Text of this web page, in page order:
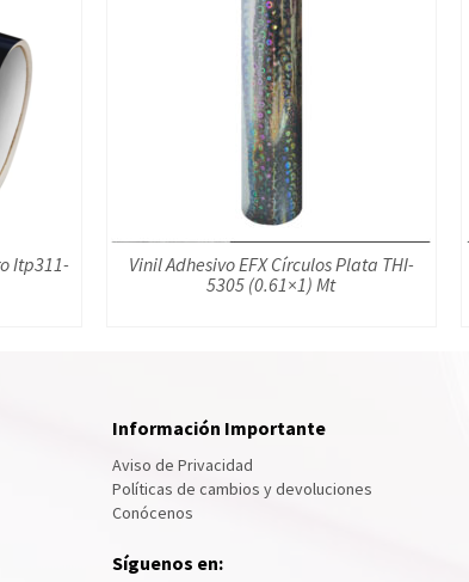
Itp311-
Vinil Adhesivo EFX Círculos Plata THI-
5305 (0.61×1) Mt
Información Importante
Aviso de Privacidad
Políticas de cambios y devoluciones
Conócenos
Síguenos en: